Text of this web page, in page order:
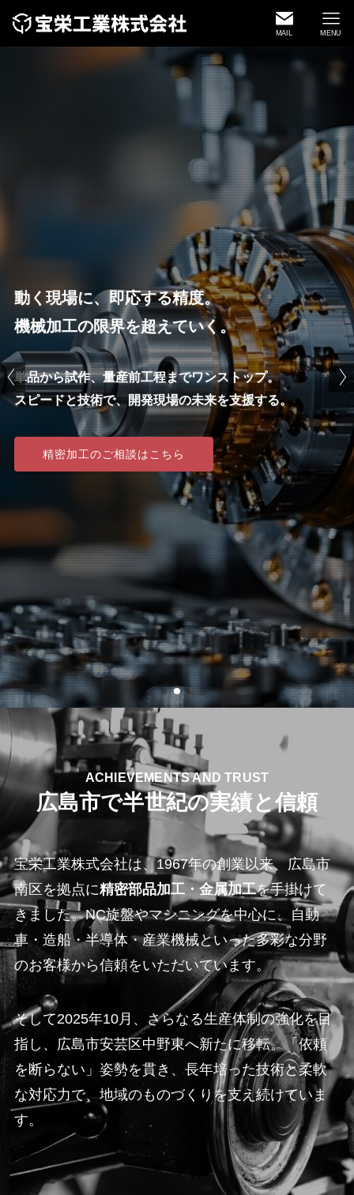
MAIL MENU
人の技が、精度をつくる。
信頼は、仕上がりで語る。
機械だけでは届かない、匠の感覚と経験。
58年の誇りを込めて、品質の未来を磨き続ける。
精密加工のご相談はこちら
一貫加工 × 短納期 × 品質保証
精密を極める金属加工のパートナー
多品種・小ロットから高精度まで自在に対応。
58年の技術と機動力で、ものづくりを加速する。
精密加工のご相談はこちら
動く現場に、即応する精度。
機械加工の限界を超えていく。
単品から試作、量産前工程までワンストップ。
スピードと技術で、開発現場の未来を支援する。
精密加工のご相談はこちら
人の技が、精度をつくる。
信頼は、仕上がりで語る。
機械だけでは届かない、匠の感覚と経験。
58年の誇りを込めて、品質の未来を磨き続ける。
精密加工のご相談はこちら
一貫加工 × 短納期 × 品質保証
精密を極める金属加工のパートナー
多品種・小ロットから高精度まで自在に対応。
58年の技術と機動力で、ものづくりを加速する。
精密加工のご相談はこちら
ACHIEVEMENTS AND TRUST
広島市で半世紀の実績と信頼
宝栄工業株式会社は、1967年の創業以来、広島市
南区を拠点に精密部品加工・金属加工を手掛けて
きました。NC旋盤やマシニングを中心に、自動
車・造船・半導体・産業機械といった多彩な分野
のお客様から信頼をいただいています。
そして2025年10月、さらなる生産体制の強化を目
指し、広島市安芸区中野東へ新たに移転。「依頼
を断らない」姿勢を貫き、長年培った技術と柔軟
な対応力で、地域のものづくりを支え続けていま
す。